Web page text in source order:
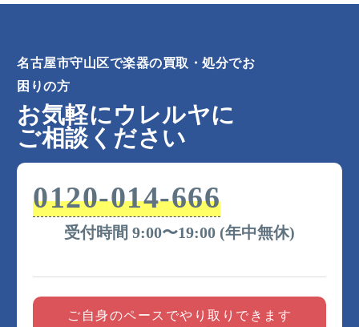
城南町、新城、新守町、新守西、新守山、翠松園、
鳥羽見、苗代、中志段味、中新、永森町、西川原
町、西城、西新、西島町、廿軒家、白山、八反、花
咲台、原境町、東山町、菱池町、日の後、平池東、
深沢、弁天が丘、本地が丘、町南、町北、松坂町、
緑ケ丘、向台、村合町、村前町、元郷、森孝、森孝
東、守牧町、森宮町、守山（丁目）、守山（番
脇田町
名古屋市守山区で楽器の買取・処分でお
困りの方
お気軽にウレルヤに
ご相談ください
0120-014-666
受付時間 9:00〜19:00 (年中無休)
ご自身のペースでやり取りできます